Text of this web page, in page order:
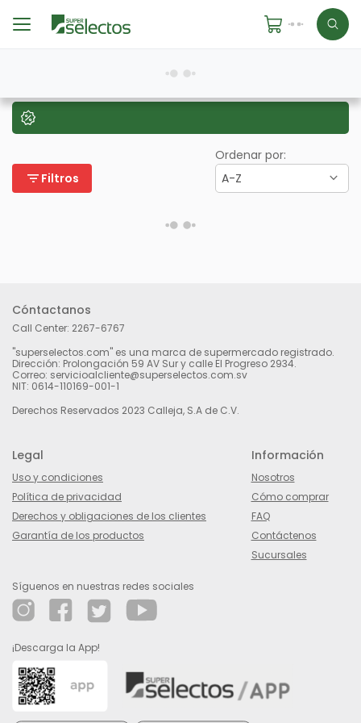
filter_list Filtros
Ordenar por:
A-Z
Cóntactanos
Call Center: 2267-6767
"superselectos.com" es una marca de supermercado registrado.
Dirección: Prolongación 59 AV Sur y calle El Progreso 2934.
Correo: servicioalcliente@superselectos.com.sv
NIT: 0614-110169-001-1
Derechos Reservados 2023 Calleja, S.A de C.V.
Legal
Uso y condiciones
Política de privacidad
Derechos y obligaciones de los clientes
Garantía de los productos
Información
Nosotros
Cómo comprar
FAQ
Contáctenos
Sucursales
Síguenos en nuestras redes sociales
¡Descarga la App!